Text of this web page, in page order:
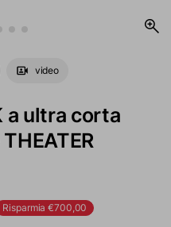
video
a ultra corta
Risparmia €700,00